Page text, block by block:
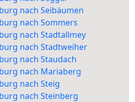
nach Seibäumen
nach Sommers
nach Stadtallmey
nach Stadtweiher
nach Staudach
nach Mariaberg
nach Steig
nach Steinberg